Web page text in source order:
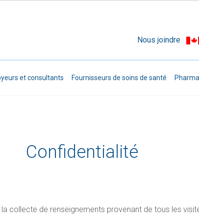
Nous joindre
Navigation
et consultants Fournisseurs de soins de santé
Confidentialité
collecte de renseignements provenant de tous les